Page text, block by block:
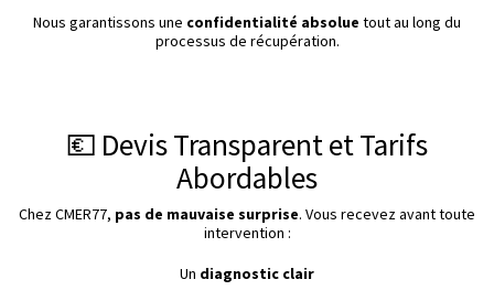
Nous garantissons une confidentialité absolue tout au long du
processus de récupération.
💶 Devis Transparent et Tarifs
Abordables
Chez CMER77, pas de mauvaise surprise. Vous recevez avant toute
intervention :
Un diagnostic clair